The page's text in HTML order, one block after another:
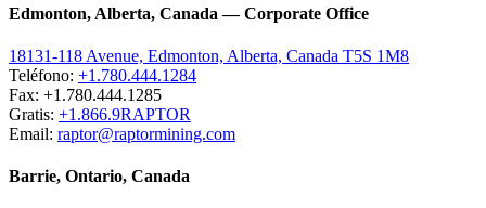
Edmonton, Alberta, Canada — Corporate Office
18131-118 Avenue, Edmonton, Alberta, Canada T5S 1M8
Teléfono: +1.780.444.1284
Fax: +1.780.444.1285
Gratis: +1.866.9RAPTOR
Email: raptor@raptormining.com
Barrie, Ontario, Canada